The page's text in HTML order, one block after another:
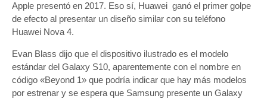
Apple presentó en 2017. Eso sí, Huawei ganó el primer golpe
de efecto al presentar un diseño similar con su teléfono
Huawei Nova 4.
Evan Blass dijo que el dispositivo ilustrado es el modelo
estándar del Galaxy S10, aparentemente con el nombre en
código «Beyond 1» que podría indicar que hay más modelos
por estrenar y se espera que Samsung presente un Galaxy